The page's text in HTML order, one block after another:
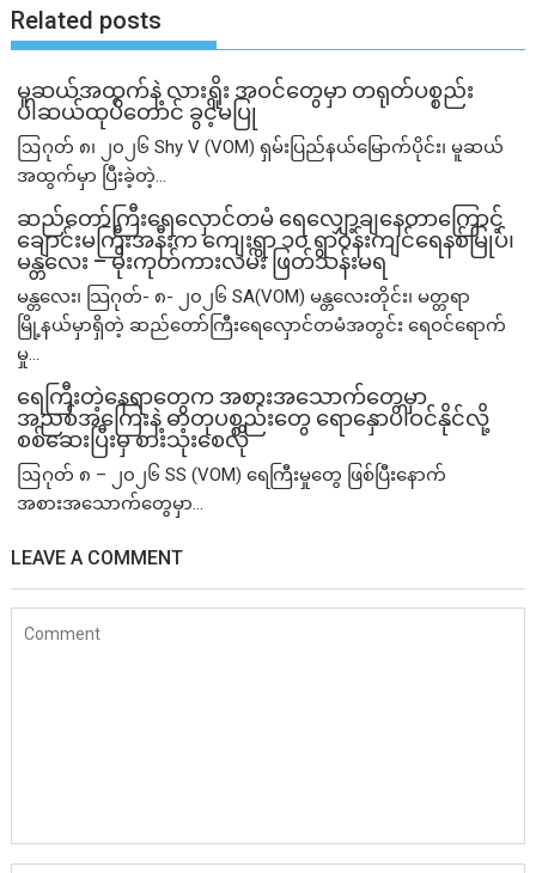
Related posts
မူဆယ်အထွက်နဲ့ လားရှိုး အဝင်တွေမှာ တရုတ်ပစ္စည်း
ပါဆယ်ထုပ်တောင် ခွင့်မပြု
ဩဂုတ် ၈၊ ၂၀၂၆ Shy V (VOM) ရှမ်းပြည်နယ်မြောက်ပိုင်း၊ မူဆယ်
အထွက်မှာ ပြီးခဲ့တဲ့...
ဆည်တော်ကြီးရေလှောင်တမံ ရေလျှော့ချနေတာကြောင့်
ချောင်းမကြီးအနီးက ကျေးရွာ ၁၀ ရွာဝန်းကျင်ရေနစ်မြုပ်၊
မန္တလေး – မိုးကုတ်ကားလမ်း ဖြတ်သန်းမရ
မန္တလေး၊ သြဂုတ်- ၈- ၂၀၂၆ SA(VOM) မန္တလေးတိုင်း၊ မတ္တရာ
မြို့နယ်မှာရှိတဲ့ ဆည်တော်ကြီးရေလှောင်တမံအတွင်း ရေဝင်ရောက်
မှု...
ရေကြီးတဲ့​နေရာ​တွေက အစားအသောက်တွေမှာ
အညစ်အကြေးနဲ့ ဓာတုပစ္စည်းတွေ ရောနှောပါဝင်နိုင်လို့
စစ်ဆေးပြီးမှ စားသုံးစေလို
ဩဂုတ် ၈ – ၂၀၂၆ SS (VOM) ရေကြီးမှုတွေ ဖြစ်ပြီးနောက်
အစားအသောက်တွေမှာ...
LEAVE A COMMENT